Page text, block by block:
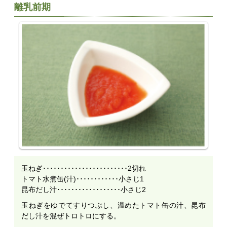
離乳前期
玉ねぎ････････････････････････2切れ
トマト水煮缶(汁)････････････小さじ1
昆布だし汁･･････････････････小さじ2
玉ねぎをゆでてすりつぶし、温めたトマト缶の汁、昆布
だし汁を混ぜトロトロにする。